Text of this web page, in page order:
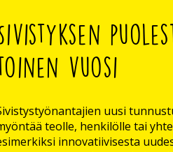
vuosi
uusi
teolle, henkilölle tai
innovatiivisesta